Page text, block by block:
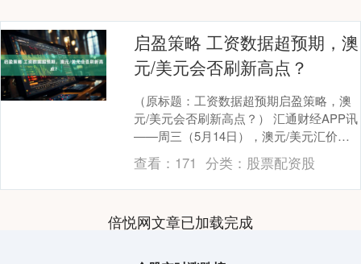
启盈策略 工资数据超预期，澳
元/美元会否刷新高点？
（原标题：工资数据超预期启盈策略，澳
元/美元会否刷新高点？） 汇通财经APP讯
——周三（5月14日），澳元/美元汇价延
续上涨态势，日内一度逼近0.6500关
口，....
查看： 171 分类： 股票配资股
倍悦网文章已加载完成